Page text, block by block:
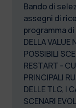
Bando di
assegni di
programma
DELLA VALUE
POSSIBILI
RESTART -
PRINCIPALI
DELLE TLC, I
SCENARI